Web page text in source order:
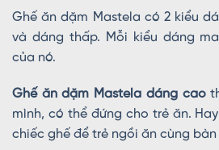
Ghế ăn dặm Mastela có 2 kiểu
và dáng thấp. Mỗi kiểu dáng
của nó.
Ghế ăn dặm Mastela dáng cao
mình, có thể đứng cho trẻ ăn.
chiếc ghế để trẻ ngồi ăn cùng